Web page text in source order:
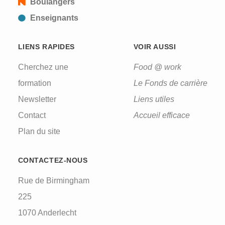
Enseignants
LIENS RAPIDES
Cherchez une
formation
Newsletter
Contact
Plan du site
VOIR AUSSI
Food @ work
Le Fonds de carrière
Liens utiles
Accueil efficace
CONTACTEZ-NOUS
Rue de Birmingham
225
1070 Anderlecht